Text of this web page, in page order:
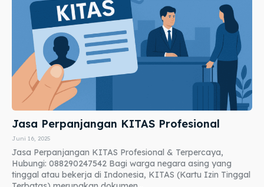
Jasa Perpanjangan KITAS Profesional
Juni 16, 2025
Jasa Perpanjangan KITAS Profesional & Terpercaya,
Hubungi: 088290247542 Bagi warga negara asing yang
tinggal atau bekerja di Indonesia, KITAS (Kartu Izin Tinggal